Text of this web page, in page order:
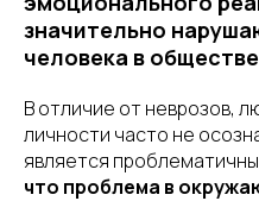
значительно
человека в
В отличие от неврозов,
личности часто не
является
что проблема в